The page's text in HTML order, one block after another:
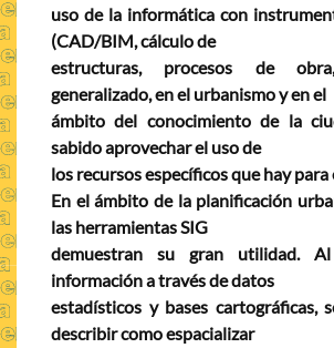
uso de la informática con
(CAD/BIM, cálculo de
estructuras, procesos de
generalizado, en el urbanismo y en el
ámbito del conocimiento de la
sabido aprovechar el uso de
los recursos específicos que hay para
En el ámbito de la planificación
las herramientas SIG
demuestran su gran utilidad.
información a través de datos
estadísticos y bases cartográficas,
describir como espacializar